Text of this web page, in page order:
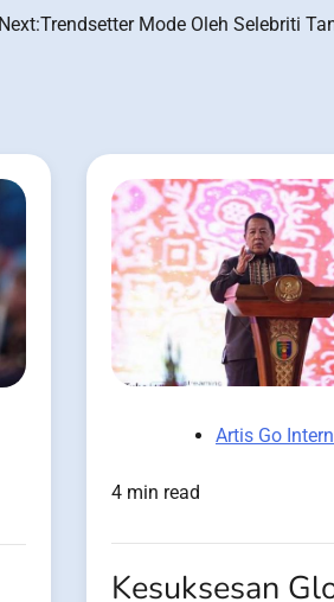
Next:Trendsetter Mode Oleh Selebriti
Artis Go
4 min read
Kesuksesan